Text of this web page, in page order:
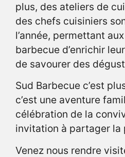
plus, des ateliers de
des chefs cuisiniers
l’année, permettant
barbecue d’enrichir
de savourer des
Sud Barbecue c’est
c’est une aventure
célébration de la
invitation à partager la
Venez nous rendre